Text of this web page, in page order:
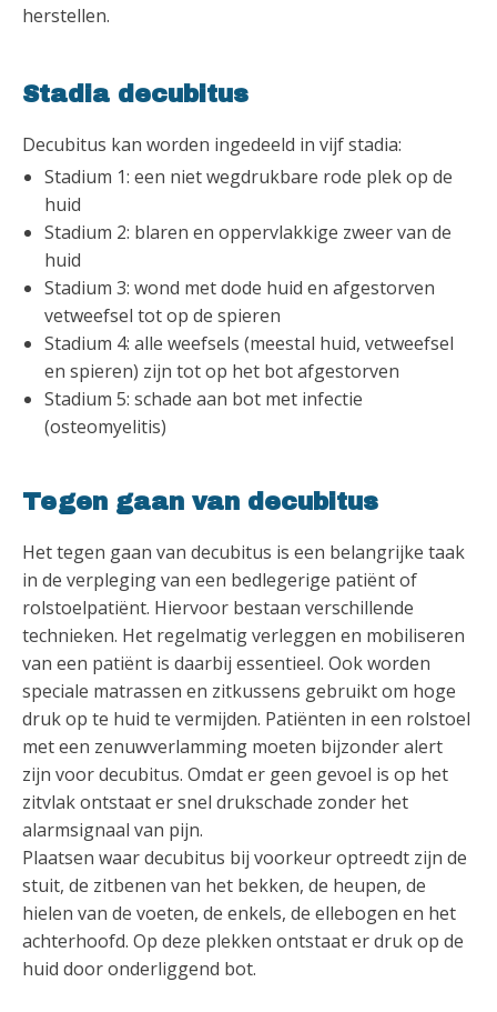
herstellen.
Stadia decubitus
Decubitus kan worden ingedeeld in vijf stadia:
Stadium 1: een niet wegdrukbare rode plek op de
huid
Stadium 2: blaren en oppervlakkige zweer van de
huid
Stadium 3: wond met dode huid en afgestorven
vetweefsel tot op de spieren
Stadium 4: alle weefsels (meestal huid, vetweefsel
en spieren) zijn tot op het bot afgestorven
Stadium 5: schade aan bot met infectie
(osteomyelitis)
Tegen gaan van decubitus
Het tegen gaan van decubitus is een belangrijke taak
in de verpleging van een bedlegerige patiënt of
rolstoelpatiënt. Hiervoor bestaan verschillende
technieken. Het regelmatig verleggen en mobiliseren
van een patiënt is daarbij essentieel. Ook worden
speciale matrassen en zitkussens gebruikt om hoge
druk op te huid te vermijden. Patiënten in een rolstoel
met een zenuwverlamming moeten bijzonder alert
zijn voor decubitus. Omdat er geen gevoel is op het
zitvlak ontstaat er snel drukschade zonder het
alarmsignaal van pijn.
Plaatsen waar decubitus bij voorkeur optreedt zijn de
stuit, de zitbenen van het bekken, de heupen, de
hielen van de voeten, de enkels, de ellebogen en het
achterhoofd. Op deze plekken ontstaat er druk op de
huid door onderliggend bot.